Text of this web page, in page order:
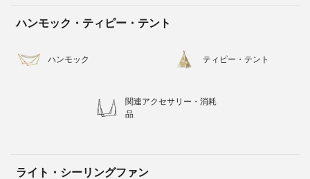
ハンモック・ティピー・テント
ハンモック ティピー・テント
関連アクセサリー・消耗
品
ライト・シーリングファン